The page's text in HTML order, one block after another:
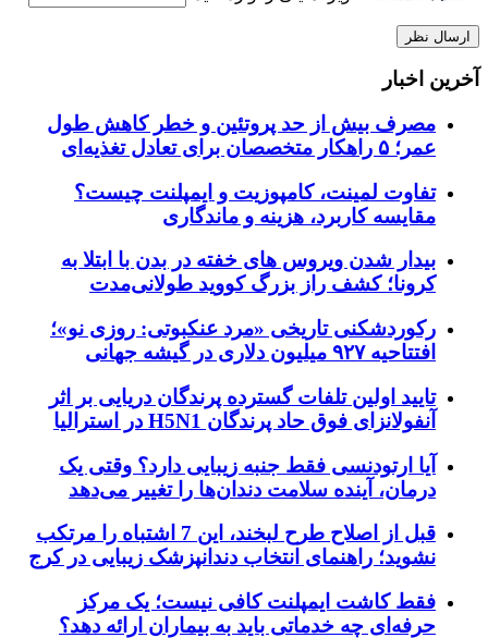
آخرین اخبار
مصرف بیش از حد پروتئین و خطر کاهش طول
عمر؛ ۵ راهکار متخصصان برای تعادل تغذیه‌ای
تفاوت لمینت، کامپوزیت و ایمپلنت چیست؟
مقایسه کاربرد، هزینه و ماندگاری
بیدار شدن ویروس‌ های خفته در بدن با ابتلا به
کرونا؛ کشف راز بزرگ کووید طولانی‌مدت
رکوردشکنی تاریخی «مرد عنکبوتی: روزی نو»؛
افتتاحیه ۹۲۷ میلیون دلاری در گیشه جهانی
تایید اولین تلفات گسترده پرندگان دریایی بر اثر
آنفولانزای فوق حاد پرندگان H5N1 در استرالیا
آیا ارتودنسی فقط جنبه زیبایی دارد؟ وقتی یک
درمان، آینده سلامت دندان‌ها را تغییر می‌دهد
قبل از اصلاح طرح لبخند، این 7 اشتباه را مرتکب
نشوید؛ راهنمای انتخاب دندانپزشک زیبایی در کرج
فقط کاشت ایمپلنت کافی نیست؛ یک مرکز
حرفه‌ای چه خدماتی باید به بیماران ارائه دهد؟